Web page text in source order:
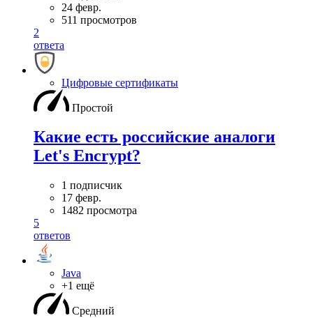
24 февр.
511 просмотров
2
ответа
Цифровые сертификаты
Простой
Какие есть российские аналоги
Let's Encrypt?
1 подписчик
17 февр.
1482 просмотра
5
ответов
Java
+1 ещё
Средний